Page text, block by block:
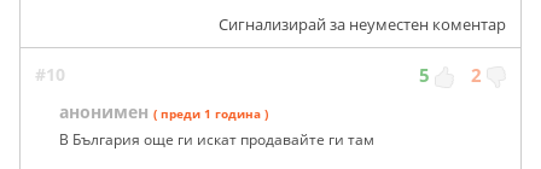
Сигнализирай за неуместен коментар
#10 5 2
анонимен ( преди 1 година )
В България още ги искат продавайте ги там